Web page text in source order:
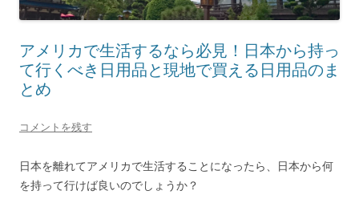
アメリカで生活するなら必見！日本から持っ
て行くべき日用品と現地で買える日用品のま
とめ
コメントを残す
日本を離れてアメリカで生活することになったら、日本から何
を持って行けば良いのでしょうか？